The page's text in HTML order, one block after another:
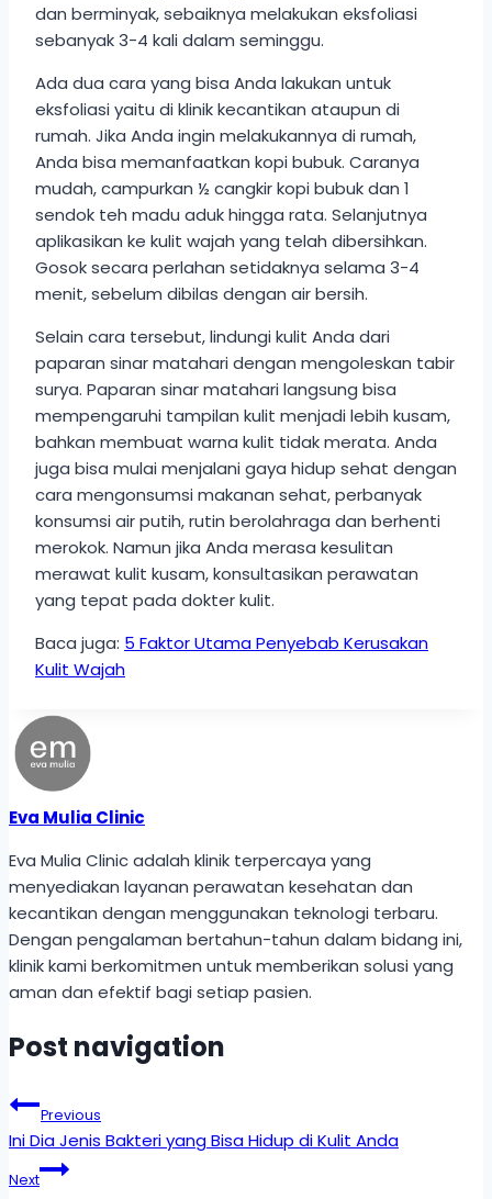
dan berminyak, sebaiknya melakukan eksfoliasi
sebanyak 3-4 kali dalam seminggu.
Ada dua cara yang bisa Anda lakukan untuk
eksfoliasi yaitu di klinik kecantikan ataupun di
rumah. Jika Anda ingin melakukannya di rumah,
Anda bisa memanfaatkan kopi bubuk. Caranya
mudah, campurkan ½ cangkir kopi bubuk dan 1
sendok teh madu aduk hingga rata. Selanjutnya
aplikasikan ke kulit wajah yang telah dibersihkan.
Gosok secara perlahan setidaknya selama 3-4
menit, sebelum dibilas dengan air bersih.
Selain cara tersebut, lindungi kulit Anda dari
paparan sinar matahari dengan mengoleskan tabir
surya. Paparan sinar matahari langsung bisa
mempengaruhi tampilan kulit menjadi lebih kusam,
bahkan membuat warna kulit tidak merata. Anda
juga bisa mulai menjalani gaya hidup sehat dengan
cara mengonsumsi makanan sehat, perbanyak
konsumsi air putih, rutin berolahraga dan berhenti
merokok. Namun jika Anda merasa kesulitan
merawat kulit kusam, konsultasikan perawatan
yang tepat pada dokter kulit.
Baca juga: 5 Faktor Utama Penyebab Kerusakan
Kulit Wajah
Eva Mulia Clinic
Eva Mulia Clinic adalah klinik terpercaya yang
menyediakan layanan perawatan kesehatan dan
kecantikan dengan menggunakan teknologi terbaru.
Dengan pengalaman bertahun-tahun dalam bidang ini,
klinik kami berkomitmen untuk memberikan solusi yang
aman dan efektif bagi setiap pasien.
Post navigation
Previous
Ini Dia Jenis Bakteri yang Bisa Hidup di Kulit Anda
Next